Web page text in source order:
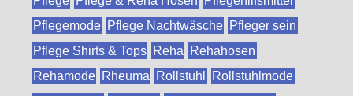
Pflegemode
Pflege Nachtwäsche
Pfleger sein
Pflege Shirts & Tops
Reha
Rehahosen
Rehamode
Rheuma Rollstuhl
Rollstuhlmode